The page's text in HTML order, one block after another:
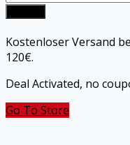
Kostenloser Versand
120€.
Deal Activated, no
Go To Store